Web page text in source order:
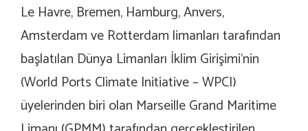
Le Havre, Bremen, Hamburg, Anvers,
Amsterdam ve Rotterdam limanları tarafından
başlatılan Dünya Limanları İklim Girişimi’nin
(World Ports Climate Initiative – WPCI)
üyelerinden biri olan Marseille Grand Maritime